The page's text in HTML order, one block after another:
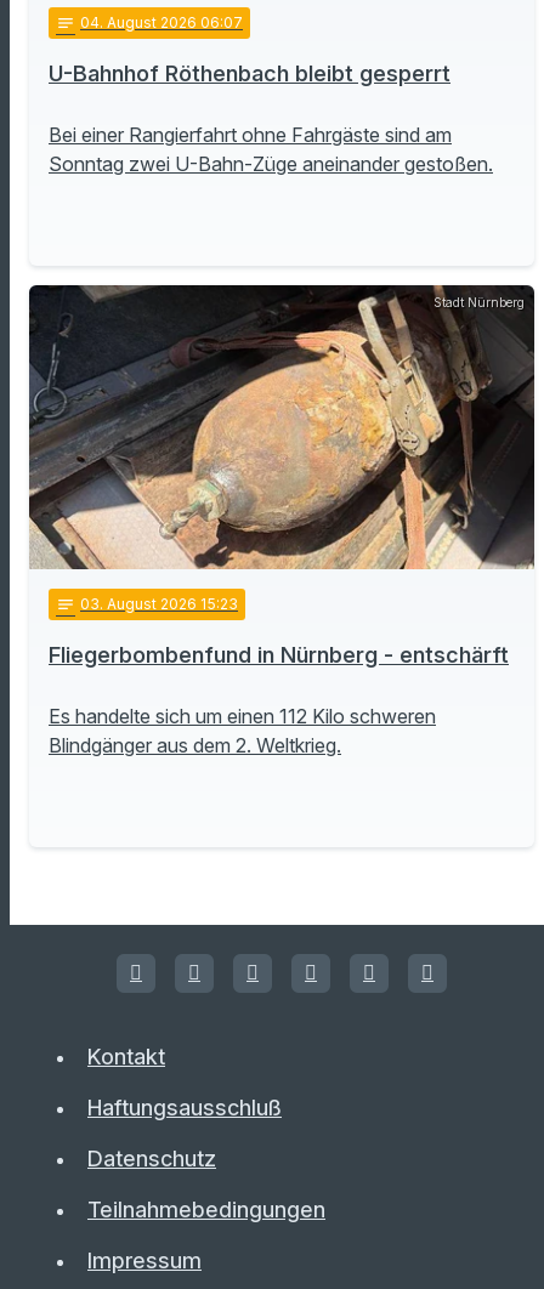
notes 04. August 2026 06:07
U-Bahnhof Röthenbach bleibt gesperrt
Bei einer Rangierfahrt ohne Fahrgäste sind am
Sonntag zwei U-Bahn-Züge aneinander gestoßen.
Stadt Nürnberg
notes 03. August 2026 15:23
Fliegerbombenfund in Nürnberg - entschärft
Es handelte sich um einen 112 Kilo schweren
Blindgänger aus dem 2. Weltkrieg.
Kontakt
Haftungsausschluß
Datenschutz
Teilnahmebedingungen
Impressum